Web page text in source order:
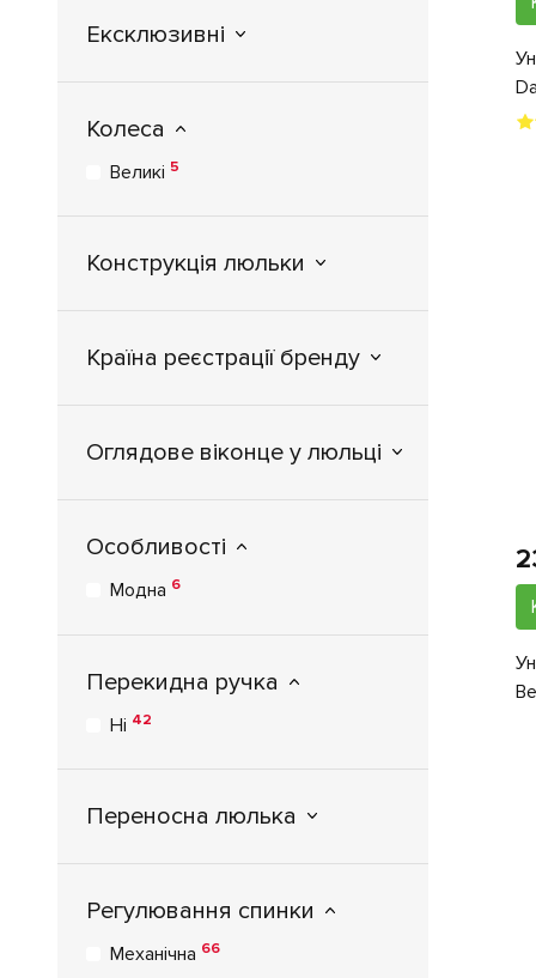
Ексклюзивні
Колеса
Великі 5
Конструкція люльки
Країна реєстрації бренду
Оглядове віконце у люльці
Особливості
Модна 6
Перекидна ручка
Ні 42
Переносна люлька
Регулювання спинки
Механічна 66